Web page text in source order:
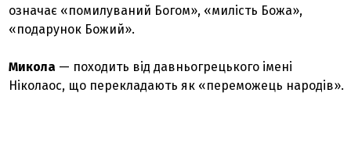
означає «помилуваний Богом», «милість Божа»,
«подарунок Божий».
Микола — походить від давньогрецького імені
Ніколаос, що перекладають як «переможець народів».